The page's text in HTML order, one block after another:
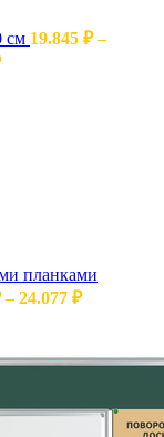
см 19.845 ₽ –
планками
24.077 ₽